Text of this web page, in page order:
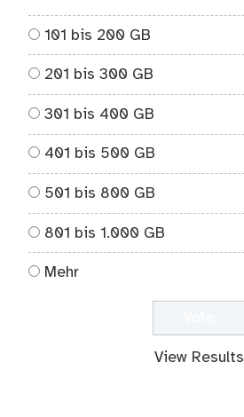
101 bis 200 GB
201 bis 300 GB
301 bis 400 GB
401 bis 500 GB
501 bis 800 GB
801 bis 1.000 GB
Mehr
View Results